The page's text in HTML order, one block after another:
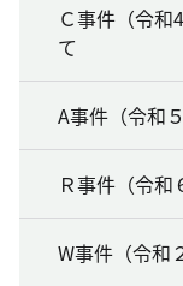
Ｃ事件（令
て
A事件（令和
Ｒ事件（令
W事件（令和